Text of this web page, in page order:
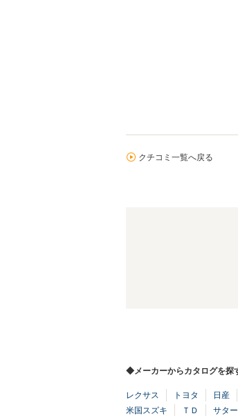
クチコミ一覧へ戻る
◆メーカーからカタログを探
レクサス トヨタ 日産
米国スズキ
ＴＤ サタ